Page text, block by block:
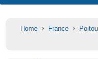
Home› France›